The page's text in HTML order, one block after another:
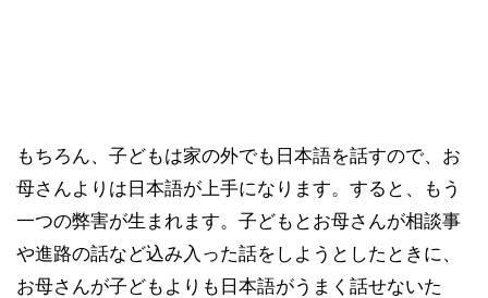
もちろん、子どもは家の外でも日本語を話すので、お
母さんよりは日本語が上手になります。すると、もう
一つの弊害が生まれます。子どもとお母さんが相談事
や進路の話など込み入った話をしようとしたときに、
お母さんが子どもよりも日本語がうまく話せないた